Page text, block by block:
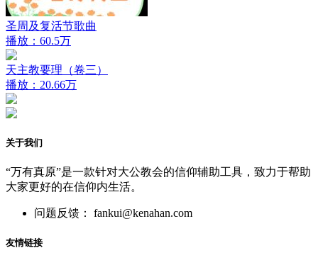
圣周及复活节歌曲
播放：60.5万
天主教要理（卷三）
播放：20.66万
关于我们
“万有真原”是一款针对大公教会的信仰辅助工具，致力于帮助
大家更好的在信仰内生活。
问题反馈： fankui@kenahan.com
友情链接